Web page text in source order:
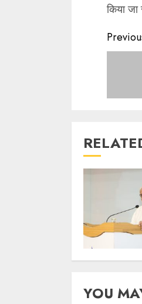
किया
YOU